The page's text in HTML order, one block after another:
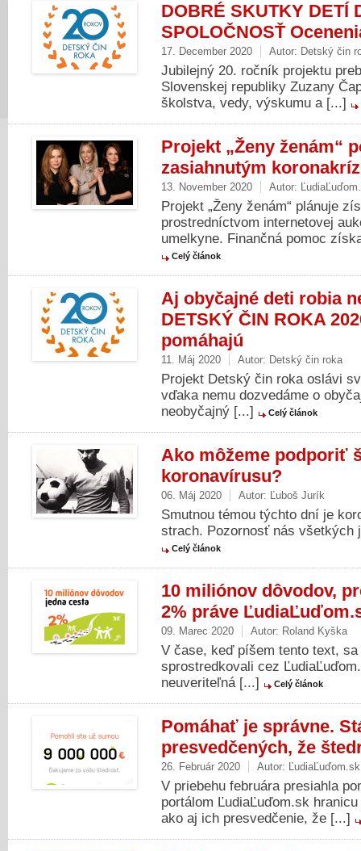
DOBRÉ SKUTKY DETÍ
SPOLOČNOSŤ
17. December 2020 Autor: Detský čin
Jubilejný 20. ročník projektu
Slovenskej republiky Zuzany
školstva, vedy, výskumu a [...]
Projekt „Ženy ženám“
zasiahnutým
13. November 2020 Autor:
Projekt „Ženy ženám“ plánuje
prostredníctvom internetovej
umelkyne. Finančná pomoc
Celý článok
Aj obyčajné deti robia
DETSKÝ ČIN ROKA
pomáhajú
11. Máj 2020 Autor: Detský čin roka
Projekt Detský čin roka oslávi
vďaka nemu dozvedáme o
neobyčajný [...]
Celý článok
Ako môžeme podporiť
koronavírusu?
06. Máj 2020 Autor: Ľuboš Jurík
Smutnou témou týchto dní je
strach. Pozornosť nás všetkých
Celý článok
10 miliónov dôvodov,
2% práve
09. Marec 2020 Autor: Roland Kyška
V čase, keď píšem tento text,
sprostredkovali cez
neuveriteľná [...]
Celý článok
Pomáhať je správne.
presvedčených, že
26. Február 2020 Autor: ĽudiaĽuďom.sk
V priebehu februára presiahla
portálom ĽudiaĽuďom.sk
ako aj ich presvedčenie, že [...]